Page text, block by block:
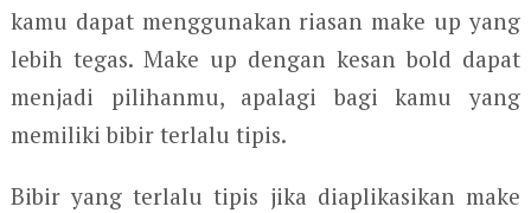
kamu dapat menggunakan riasan make up yang
lebih tegas. Make up dengan kesan bold dapat
menjadi pilihanmu, apalagi bagi kamu yang
memiliki bibir terlalu tipis.
Bibir yang terlalu tipis jika diaplikasikan make